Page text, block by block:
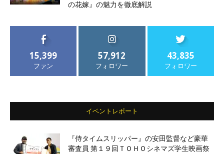
の花嫁』の魅力を徹底解説
15,399
ファン
57,912
フォロワー
43,835
フォロワー
イベントレポート
『侍タイムスリッパー』の安田監督など豪華
審査員 第１９回ＴＯＨＯシネマズ学生映画祭